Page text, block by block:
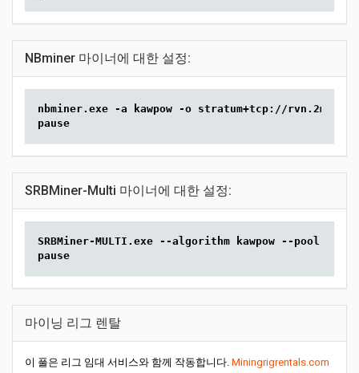
NBminer 마이너에 대한 설정:
nbminer.exe -a kawpow -o stratum+tcp://
pause
SRBMiner-Multi 마이너에 대한 설정:
SRBMiner-MULTI.exe --algorithm kawpow --pool
pause
마이닝 리그 렌탈
이 풀은 리그 임대 서비스와 함께 작동합니다. Miningrigrentals.com